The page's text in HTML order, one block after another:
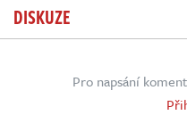
DISKUZE
Pro napsání